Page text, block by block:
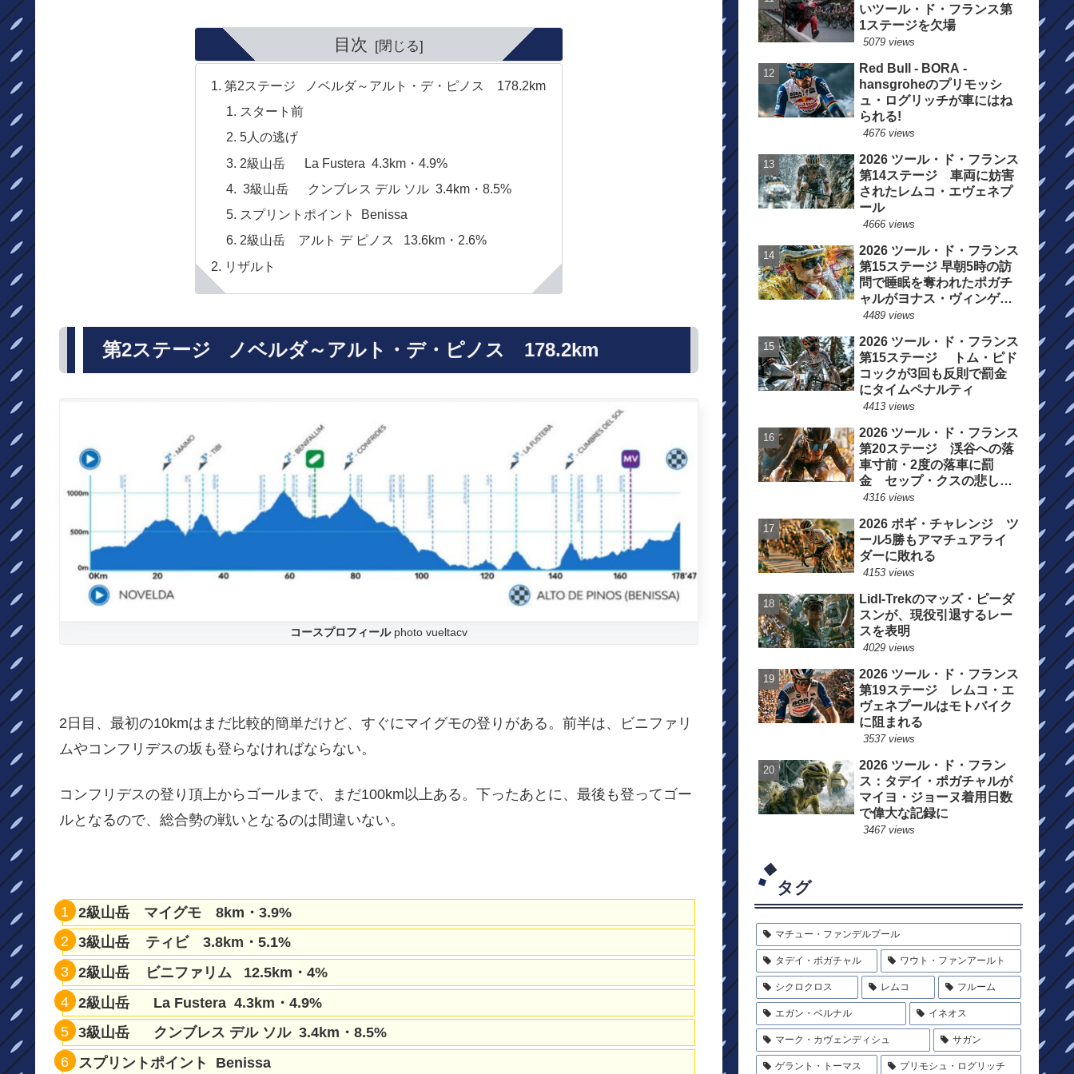
目次
第2ステージ ノベルダ～アルト・デ・ピノス 178.2km
スタート前
5人の逃げ
2級山岳 La Fustera 4.3km・4.9%
3級山岳 クンブレス デル ソル 3.4km・8.5%
スプリントポイント Benissa
2級山岳 アルト デ ピノス 13.6km・2.6%
リザルト
第2ステージ ノベルダ～アルト・デ・ピノス 178.2km
コースプロフィールphoto vueltacv
2日目、最初の10kmはまだ比較的簡単だけど、すぐにマイグモの登りがある。前半は、ビニファリ
ムやコンフリデスの坂も登らなければならない。
コンフリデスの登り頂上からゴールまで、まだ100km以上ある。下ったあとに、最後も登ってゴー
ルとなるので、総合勢の戦いとなるのは間違いない。
2級山岳 マイグモ 8km・3.9%
3級山岳 ティビ 3.8km・5.1%
2級山岳 ビニファリム 12.5km・4%
2級山岳 La Fustera 4.3km・4.9%
3級山岳 クンブレス デル ソル 3.4km・8.5%
スプリントポイント Benissa
いツール・ド・フランス第
1ステージを欠場
5079 views
Red Bull - BORA -
hansgroheのプリモッシ
ュ・ログリッチが車にはね
られる!
4676 views
2026 ツール・ド・フランス
第14ステージ 車両に妨害
されたレムコ・エヴェネプ
ール
4666 views
2026 ツール・ド・フランス
第15ステージ 早朝5時の訪
問で睡眠を奪われたポガチ
ャルがヨナス・ヴィンゲゴ
ーの離脱を惜しむ
4489 views
2026 ツール・ド・フランス
第15ステージ トム・ピド
コックが3回も反則で罰金
にタイムペナルティ
4413 views
2026 ツール・ド・フランス
第20ステージ 渓谷への落
車寸前・2度の落車に罰
金 セップ・クスの悲しい
一日
4316 views
2026 ポギ・チャレンジ ツ
ール5勝もアマチュアライ
ダーに敗れる
4153 views
Lidl-Trekのマッズ・ピーダ
スンが、現役引退するレー
スを表明
4029 views
2026 ツール・ド・フランス
第19ステージ レムコ・エ
ヴェネプールはモトバイク
に阻まれる
3537 views
2026 ツール・ド・フラン
ス：タデイ・ポガチャルが
マイヨ・ジョーヌ着用日数
で偉大な記録に
3467 views
タグ
マチュー・ファンデルプール
タデイ・ポガチャル ワウト・ファンアールト
シクロクロス レムコ フルーム
エガン・ベルナル イネオス
マーク・カヴェンディシュ サガン
ゲラント・トーマス プリモシュ・ログリッチ